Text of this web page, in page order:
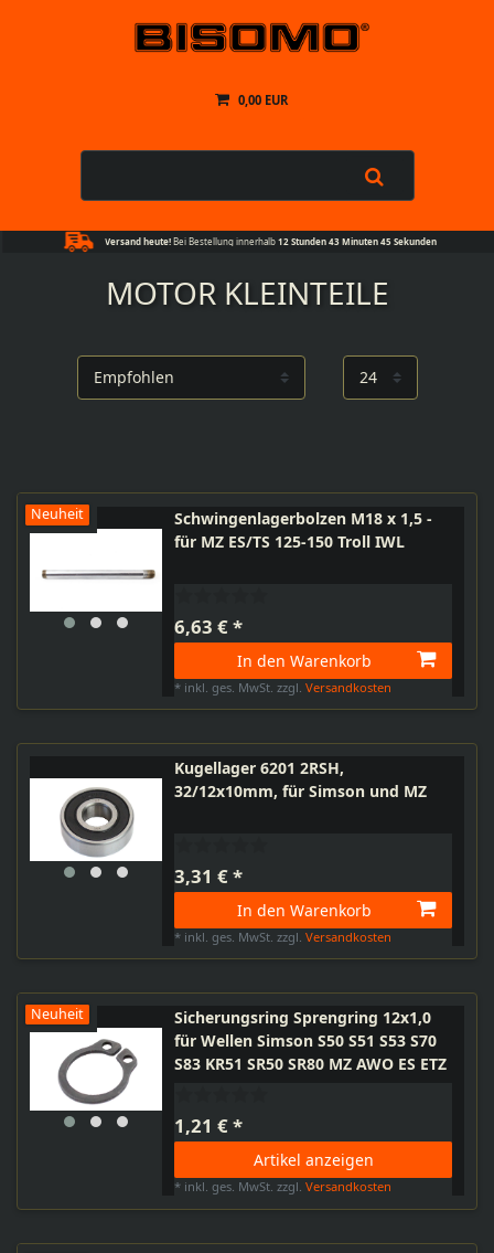
0,00 EUR
Versand heute!Bei Bestellung innerhalb12 Stunden 43 Minuten 44 Sekunden
MOTOR KLEINTEILE
Neuheit
Schwingenlagerbolzen M18 x 1,5 -
für MZ ES/TS 125-150 Troll IWL
6,63 € *
In den Warenkorb
* inkl. ges. MwSt. zzgl.Versandkosten
Kugellager 6201 2RSH,
32/12x10mm, für Simson und MZ
3,31 € *
In den Warenkorb
* inkl. ges. MwSt. zzgl.Versandkosten
Neuheit
Sicherungsring Sprengring 12x1,0
für Wellen Simson S50 S51 S53 S70
S83 KR51 SR50 SR80 MZ AWO ES ETZ
1,21 € *
Artikel anzeigen
* inkl. ges. MwSt. zzgl.Versandkosten